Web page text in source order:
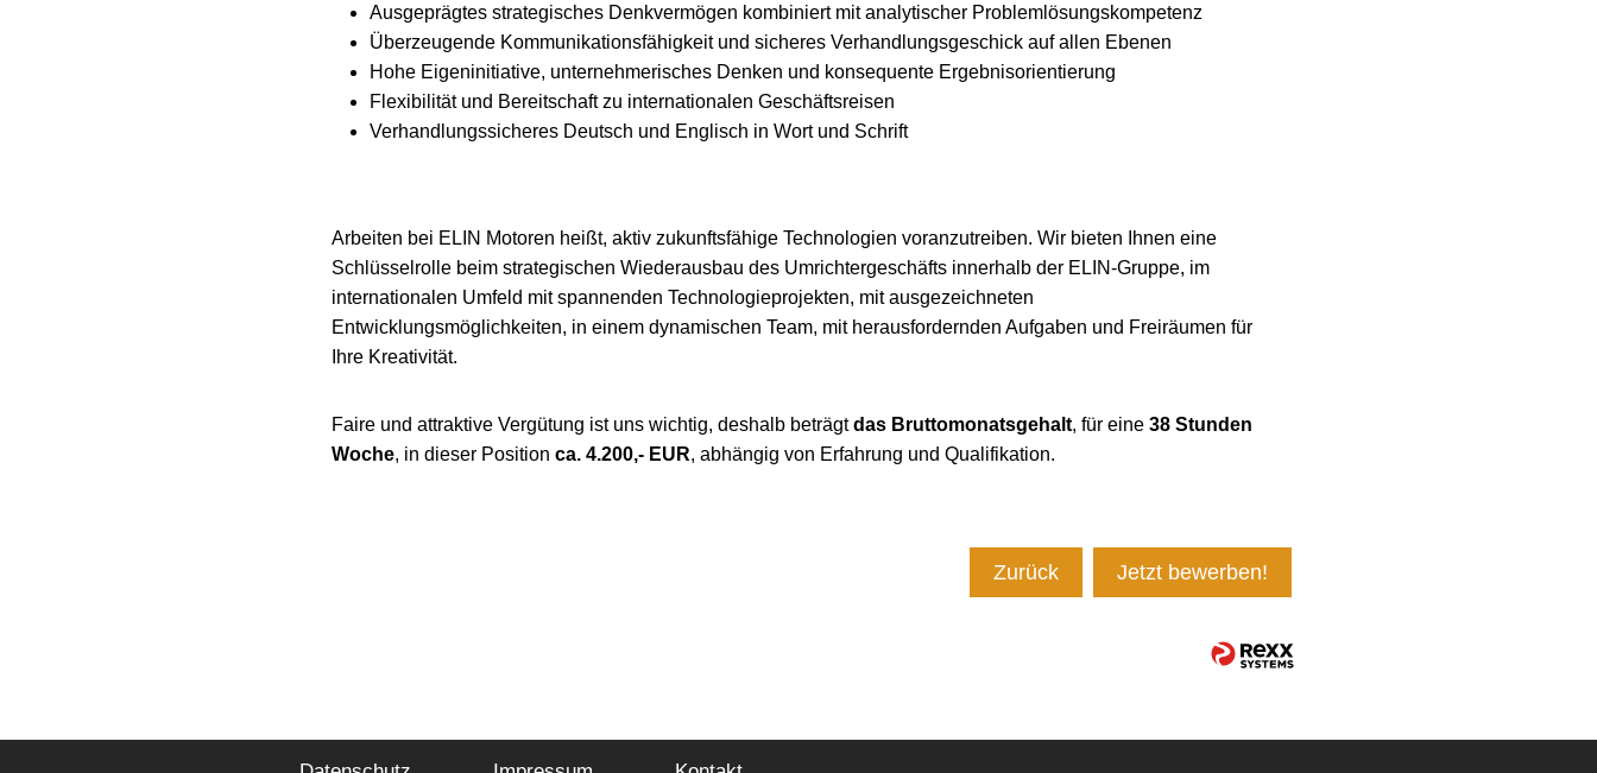
Ausgeprägtes strategisches Denkvermögen kombiniert mit analytischer Problemlösungskompetenz
Überzeugende Kommunikationsfähigkeit und sicheres Verhandlungsgeschick auf allen Ebenen
Hohe Eigeninitiative, unternehmerisches Denken und konsequente Ergebnisorientierung
Flexibilität und Bereitschaft zu internationalen Geschäftsreisen
Verhandlungssicheres Deutsch und Englisch in Wort und Schrift
Arbeiten bei ELIN Motoren heißt, aktiv zukunftsfähige Technologien voranzutreiben. Wir bieten Ihnen eine
Schlüsselrolle beim strategischen Wiederausbau des Umrichtergeschäfts innerhalb der ELIN-Gruppe, im
internationalen Umfeld mit spannenden Technologieprojekten, mit ausgezeichneten
Entwicklungsmöglichkeiten, in einem dynamischen Team, mit herausfordernden Aufgaben und Freiräumen für
Ihre Kreativität.
Faire und attraktive Vergütung ist uns wichtig, deshalb beträgtdas Bruttomonatsgehalt, für eine 38 Stunden
Woche, in dieser Position ca. 4.200,- EUR, abhängig von Erfahrung und Qualifikation.
Zurück Jetzt bewerben!